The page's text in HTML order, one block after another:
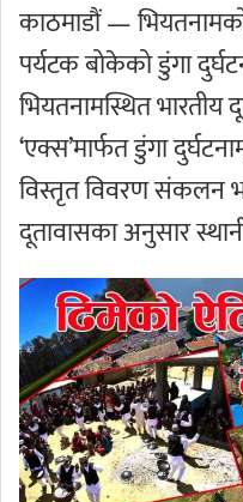
काठमाडौं —
पर्यटक बोकेको डुंगा
भियतनामस्थित भारतीय
‘एक्स’मार्फत डुंगा
विस्तृत विवरण संकलन
दूतावासका अनुसार